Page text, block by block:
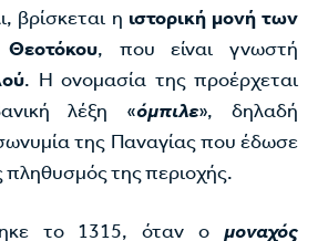
βρίσκεται η ιστορική μονή των
, που είναι γνωστή
. Η ονομασία της προέρχεται
λέξη «όμπιλε», δηλαδή
της Παναγίας που έδωσε
της περιοχής.
το 1315, όταν ο μοναχός